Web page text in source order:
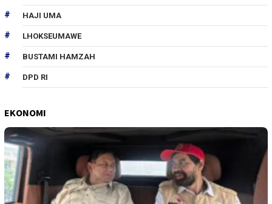
HAJI UMA
LHOKSEUMAWE
BUSTAMI HAMZAH
DPD RI
EKONOMI